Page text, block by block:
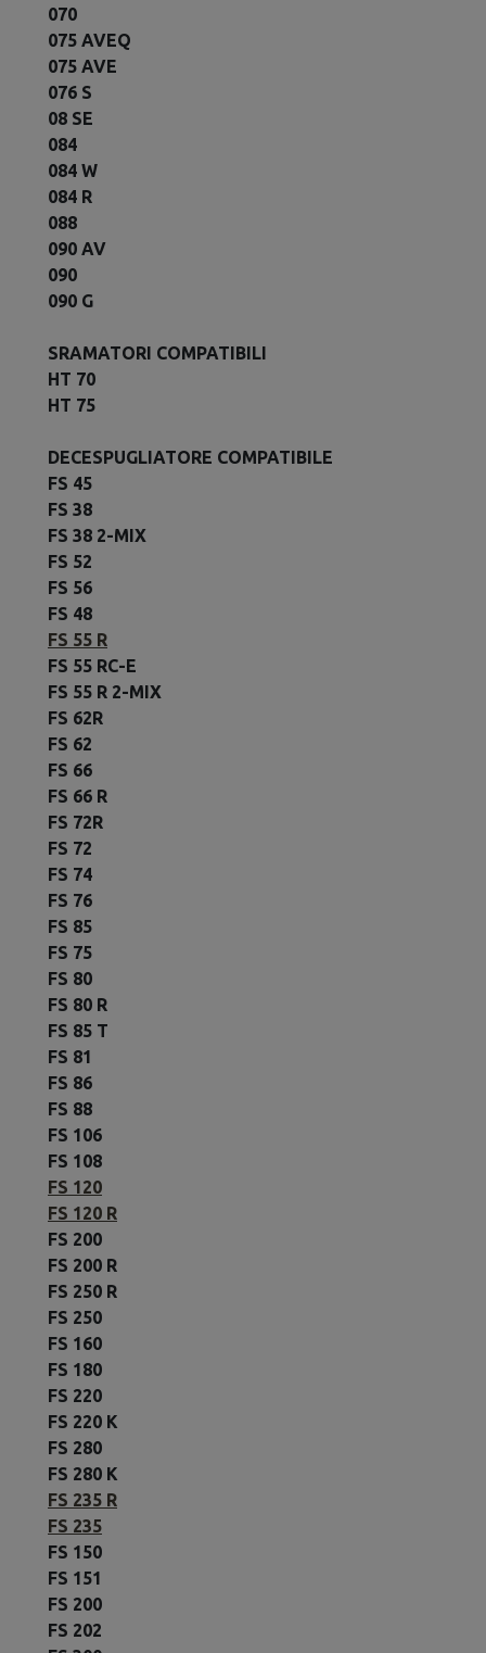
070
075 AVEQ
075 AVE
076 S
08 SE
084
084 W
084 R
088
090 AV
090
090 G
SRAMATORI COMPATIBILI
HT 70
HT 75
DECESPUGLIATORE COMPATIBILE
FS 45
FS 38
FS 38 2-MIX
FS 52
FS 56
FS 48
FS 55 R
FS 55 RC-E
FS 55 R 2-MIX
FS 62R
FS 62
FS 66
FS 66 R
FS 72R
FS 72
FS 74
FS 76
FS 85
FS 75
FS 80
FS 80 R
FS 85 T
FS 81
FS 86
FS 88
FS 106
FS 108
FS 120
FS 120 R
FS 200
FS 200 R
FS 250 R
FS 250
FS 160
FS 180
FS 220
FS 220 K
FS 280
FS 280 K
FS 235 R
FS 235
FS 150
FS 151
FS 200
FS 202